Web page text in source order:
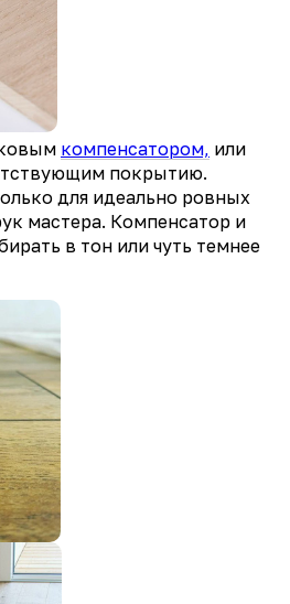
компенсатором, или
покрытию.
для идеально ровных
мастера. Компенсатор и
в тон или чуть темнее